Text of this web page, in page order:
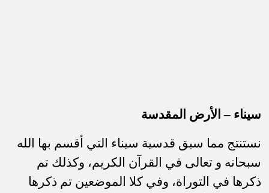
سيناء – الأرض المقدسة
نستنتج مما سبق قدسية سيناء التي أقسم بها الله
سبحانه و تعالى في القرآن الكريم، وكذلك تم
ذكرها في التوراة، وفي كلا الموضعين تم ذكرها